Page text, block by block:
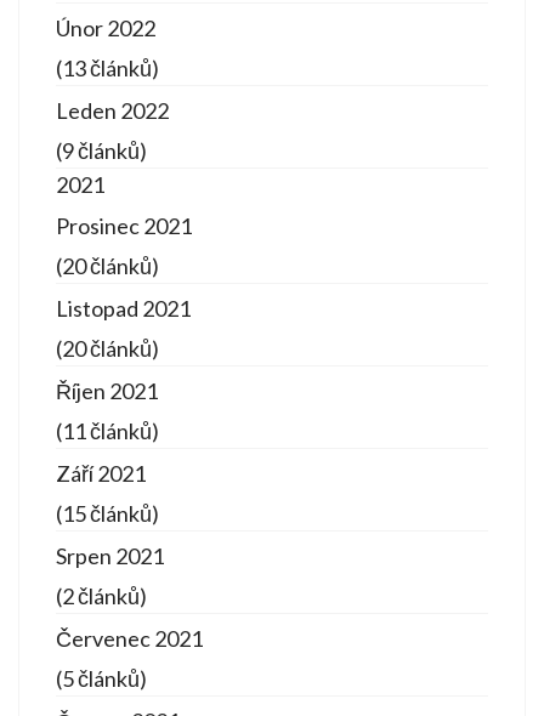
Únor 2022
(13 článků)
Leden 2022
(9 článků)
2021
Prosinec 2021
(20 článků)
Listopad 2021
(20 článků)
Říjen 2021
(11 článků)
Září 2021
(15 článků)
Srpen 2021
(2 článků)
Červenec 2021
(5 článků)